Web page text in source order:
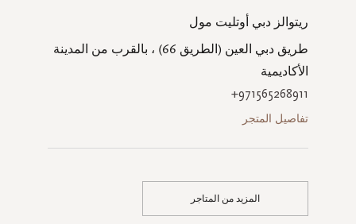
ريتوالز دبي أوتليت مول
طريق دبي العين (الطريق 66) ، بالقرب من المدينة
الأكاديمية
+971565268911
تفاصيل المتجر
المزيد من المتاجر